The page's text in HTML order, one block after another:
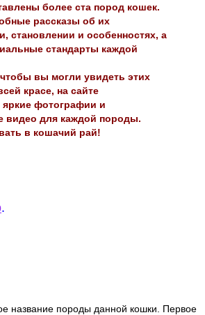
более ста пород кошек.
рассказы об их
становлении и особенностях, а
стандарты каждой
вы могли увидеть этих
красе, на сайте
фотографии и
видео для каждой породы.
в кошачий рай!
.
название породы данной кошки. Первое